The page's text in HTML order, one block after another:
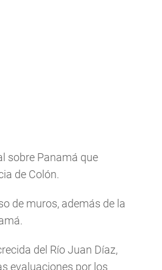
sobre Panamá que
de Colón.
de muros, además de la
del Río Juan Díaz,
evaluaciones por los